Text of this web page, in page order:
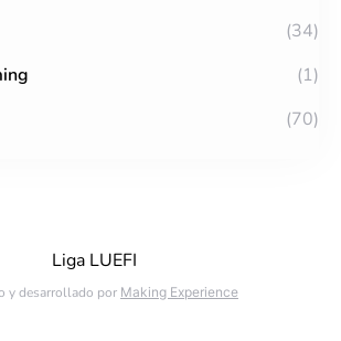
(34)
(1)
(70)
Liga LUEFI
y desarrollado por Making Experience